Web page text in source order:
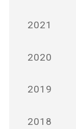
2021
2020
2019
2018